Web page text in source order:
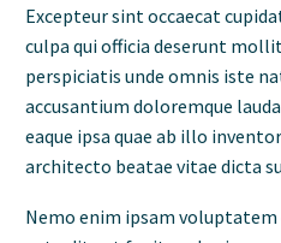
Excepteur sint occaecat
culpa qui officia deserunt
perspiciatis unde omnis iste
accusantium doloremque
eaque ipsa quae ab illo
architecto beatae vitae dicta
Nemo enim ipsam